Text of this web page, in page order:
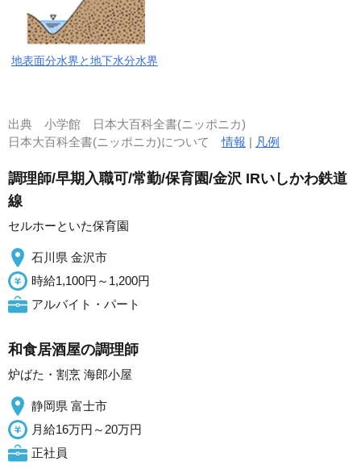
地表面分水界と地下水分水界
出典 小学館 日本大百科全書(ニッポニカ)
日本大百科全書(ニッポニカ)について情報 | 凡例
調理師/早期入職可/常勤/保育園/金沢 IRいしかわ鉄道
線
セルホーといた保育園
石川県 金沢市
時給1,100円～1,200円
アルバイト・パート
和食居酒屋の調理師
炉ばた・割烹 海郎小屋
静岡県 富士市
月給16万円～20万円
正社員